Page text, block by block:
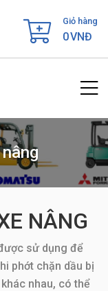
Giỏ hàng
0VNĐ
NÂNG
sử dụng để
phớt chặn dầu bị
nhau, có thể